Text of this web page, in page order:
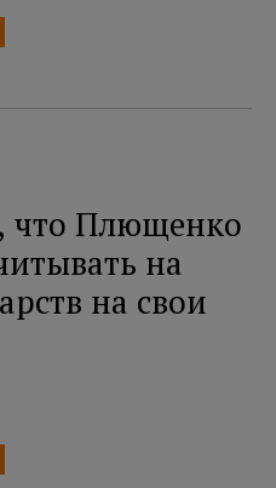
что Плющенко
на
на свои